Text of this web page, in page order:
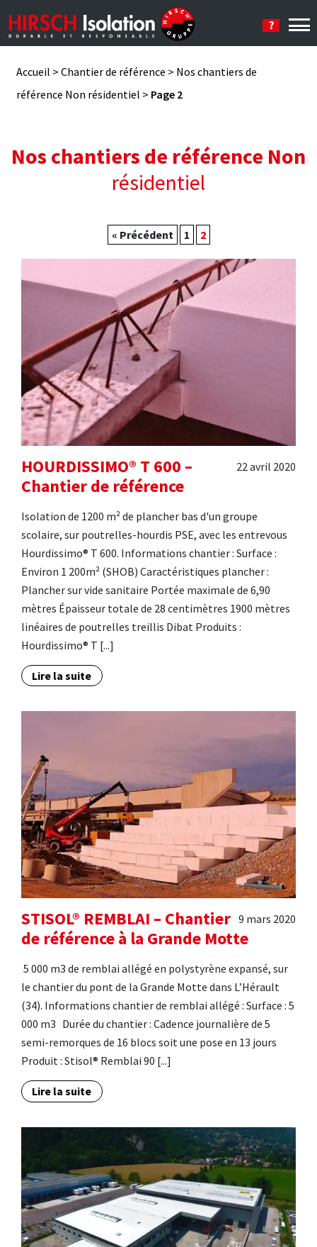
Accueil > Chantier de référence > Nos chantiers de
référence Non résidentiel > Page 2
Nos chantiers de référence Non
résidentiel
« Précédent 1 2
22 avril 2020
HOURDISSIMO® T 600 –
Chantier de référence
Isolation de 1200 m² de plancher bas d'un groupe
scolaire, sur poutrelles-hourdis PSE, avec les entrevous
Hourdissimo® T 600. Informations chantier : Surface :
Environ 1 200m² (SHOB) Caractéristiques plancher :
Plancher sur vide sanitaire Portée maximale de 6,90
mètres Épaisseur totale de 28 centimètres 1900 mètres
linéaires de poutrelles treillis Dibat Produits :
Hourdissimo® T [...]
Lire la suite
9 mars 2020
STISOL® REMBLAI – Chantier
de référence à la Grande Motte
5 000 m3 de remblai allégé en polystyrène expansé, sur
le chantier du pont de la Grande Motte dans L’Hérault
(34). Informations chantier de remblai allégé : Surface : 5
000 m3 Durée du chantier : Cadence journalière de 5
semi-remorques de 16 blocs soit une pose en 13 jours
Produit : Stisol® Remblai 90 [...]
Lire la suite